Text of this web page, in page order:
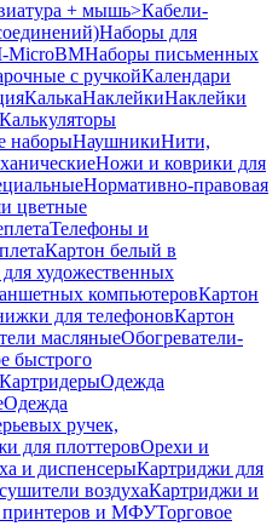
+ мышь>Кабели-
Наборы для
MicroBMНаборы письменных
с ручкойКалендари
КалькаНаклейкиНаклейки
Калькуляторы
наборыНаушникиНити,
Ножи и коврики для
Нормативно-правовая
цветные
Телефоны и
Картон белый в
художественных
компьютеровКартон
для телефоновКартон
масляныеОбогреватели-
быстрого
КартридерыОдежда
Одежда
ручек,
для плоттеровОрехи и
и диспенсерыКартриджи для
воздухаКартриджи и
принтеров и МФУТорговое